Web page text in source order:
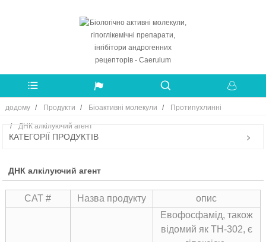
додому Продукти Біоактивні молекули Протипухлинні
ДНК алкілуючий агент
КАТЕГОРІЇ ПРОДУКТІВ
ДНК алкілуючий агент
CAT # Назва продукту опис
Евофосфамід, також
відомий як TH-302, є